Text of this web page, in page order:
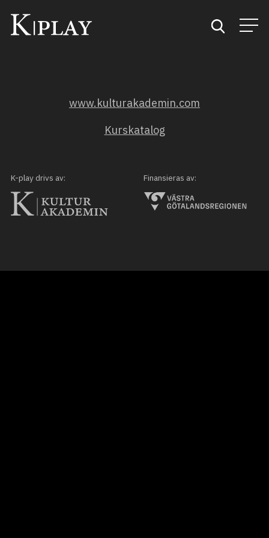
Kategorier
Mina favoriter
www.kulturakademin.com
Kurskatalog
K-play drivs av: Finansieras av: